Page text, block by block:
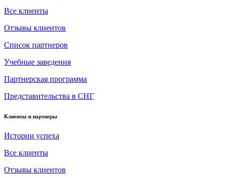
Все клиенты
Отзывы клиентов
Список партнеров
Учебные заведения
Партнерская программа
Представительства в СНГ
Клиенты и партнеры
Истории успеха
Все клиенты
Отзывы клиентов